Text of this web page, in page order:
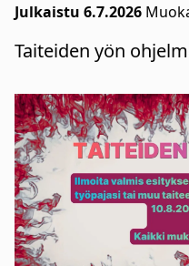
Kulttuuri, vapaa-
Julkaistu 6.7.2026
Taiteiden yön